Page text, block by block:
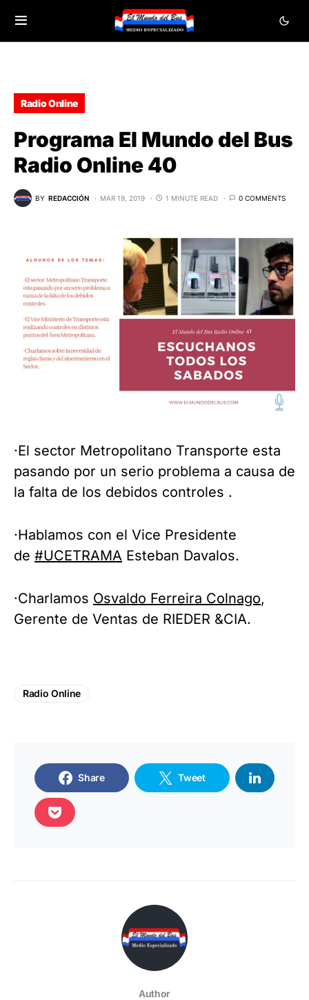
Radio Online
Programa El Mundo del Bus
Radio Online 40
BY REDACCIÓN MAR 19, 2019 1 MINUTE READ 0 COMMENTS
·El sector Metropolitano Transporte esta
pasando por un serio problema a causa de
la falta de los debidos controles .
·Hablamos con el Vice Presidente
de #UCETRAMA Esteban Davalos.
·Charlamos Osvaldo Ferreira Colnago,
Gerente de Ventas de RIEDER &CIA.
Radio Online
Share Tweet
Author